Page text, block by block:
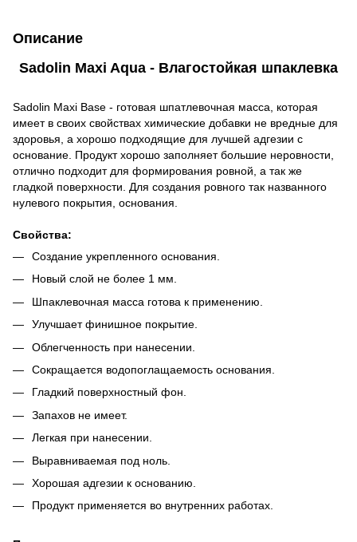
Описание
Sadolin Maxi Aqua - Влагостойкая шпаклевка
Sadolin Maxi Base - готовая шпатлевочная масса, которая
имеет в своих свойствах химические добавки не вредные для
здоровья, а хорошо подходящие для лучшей адгезии с
основание. Продукт хорошо заполняет большие неровности,
отлично подходит для формирования ровной, а так же
гладкой поверхности. Для создания ровного так названного
нулевого покрытия, основания.
Свойства:
Создание укрепленного основания.
Новый слой не более 1 мм.
Шпаклевочная масса готова к применению.
Улучшает финишное покрытие.
Облегченность при нанесении.
Сокращается водопоглащаемость основания.
Гладкий поверхностный фон.
Запахов не имеет.
Легкая при нанесении.
Выравниваемая под ноль.
Хорошая адгезии к основанию.
Продукт применяется во внутренних работах.